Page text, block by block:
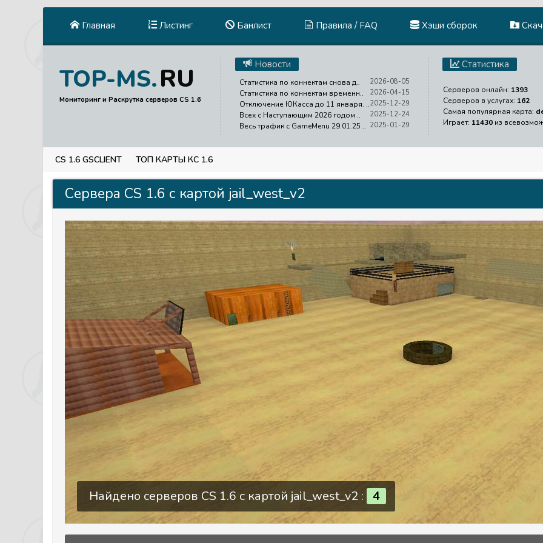
Главная Листинг Банлист Правила / FAQ Хэши сборок
TOP-MS.RU
Мониторинг и Раскрутка серверов CS 1.6
Новости
2026-08-05
Статистика по коннектам снова д..
2026-04-15
Статистика по коннектам временн..
2025-12-29
Отключение ЮКасса до 11 января. ..
2025-12-24
Всех с Наступающим 2026 годом ..
2025-01-29
Весь трафик с GameMenu 29.01.25 ..
Статистика
Серверов онлайн: 1393
Серверов в услугах: 162
Самая популярная карта:
Играет: 11430 из
CS 1.6 GSCLIENT ТОП КАРТЫ КС 1.6
Сервера CS 1.6 с картой jail_west_v2
Найдено серверов CS 1.6 c картой jail_west_v2 : 4